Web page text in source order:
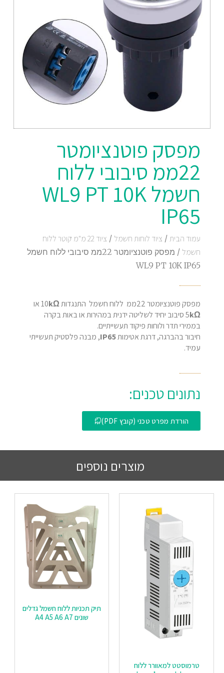
מפסק פוטנציומטר
22ממ סיבובי ללוח
חשמל WL9 PT 10K
IP65
עמוד הבית / ציוד לוחות חשמל /
ציוד 22 מ"מ קוטר ללוח
חשמל
/ מפסק פוטנציומטר 22ממ סיבובי ללוח חשמל
WL9 PT 10K IP65
מפסק פוטנציומטר 22ממ ללוח חשמל התנגדות 10 kΩ
או
5kΩ סיבוב יחיד לשליטה ידנית במהירות או באות בקרה
בממירי תדר ולוחות פיקוד תעשייתיים.
חיבור בהברגה, דרגת אטימותIP65, מבנה פלסטיק תעשייתי
עמיד.
נתונים טכנים:
הורדת מפרט טכני (קובץ PDF)
מוצרים נוספים
טרמוסטט למאוורר ללוח
תיק תכניות ללוח חשמל גדלים
שונים A4 A5 A6 A7